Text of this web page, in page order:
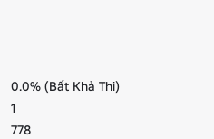
0.0% (Bất Khả Thi)
1
778